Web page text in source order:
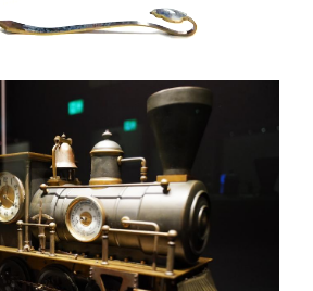
振兴 银龄
游 能源 会展
时尚
一路 亚太网 上市公司